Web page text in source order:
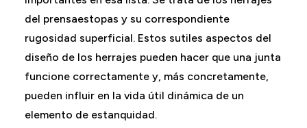
del prensaestopas y su correspondiente
rugosidad superficial. Estos sutiles aspectos del
diseño de los herrajes pueden hacer que una junta
funcione correctamente y, más concretamente,
pueden influir en la vida útil dinámica de un
elemento de estanquidad.